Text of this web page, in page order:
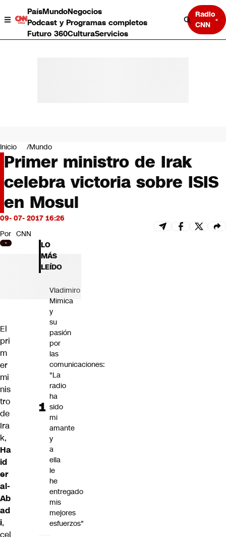
PaísMundoNegocios
Podcast y Programas completos
Futuro 360CulturaServicios
Radio
CNN
Negocios
Deportes
Programas completos
Cultura
Servicios
Bits
CNN tiempo
Futuro 360
Opinión
Inicio Mundo
Primer ministro de Irak
celebra victoria sobre ISIS
en Mosul
09- 07- 2017 16:26
Por CNN
El
pri
m
er
mi
nis
tro
de
Ira
k,
Ha
id
er
al-
Ab
ad
i,
cel
LO
MÁS
LEÍDO
Vladimiro
Mimica
y
su
pasión
por
las
comunicaciones:
"La
radio
ha
sido
mi
amante
y
a
ella
le
he
entregado
mis
mejores
esfuerzos"